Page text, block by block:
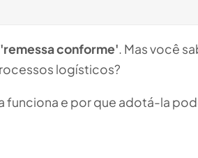
'remessa conforme'. Mas você
logísticos?
funciona e por que adotá-la